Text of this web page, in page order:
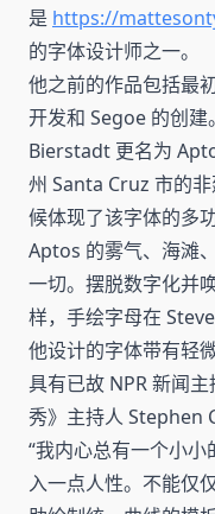
是 https://
的字体设计师之一。
他之前的作品包括最
开发和 Segoe 的创
Bierstadt 更名为
州 Santa Cruz 市的
候体现了该字体的多功
Aptos 的雾气、海滩
一切。摆脱数字化并
样，手绘字母在
他设计的字体带有轻
具有已故 NPR 新闻
秀》主持人 Stephen
“我内心总有一个小小
入一点人性。不能仅